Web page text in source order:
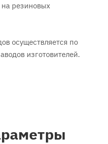
резиновых
осуществляется по
изготовителей.